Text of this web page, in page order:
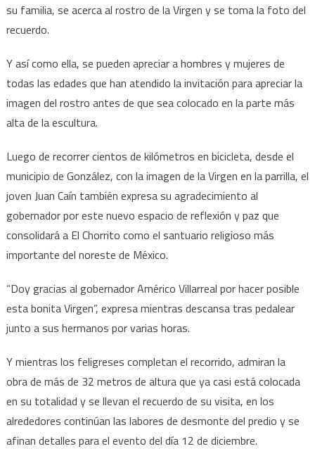
su familia, se acerca al rostro de la Virgen y se toma la foto del
recuerdo.
Y así como ella, se pueden apreciar a hombres y mujeres de
todas las edades que han atendido la invitación para apreciar la
imagen del rostro antes de que sea colocado en la parte más
alta de la escultura.
Luego de recorrer cientos de kilómetros en bicicleta, desde el
municipio de González, con la imagen de la Virgen en la parrilla, el
joven Juan Caín también expresa su agradecimiento al
gobernador por este nuevo espacio de reflexión y paz que
consolidará a El Chorrito como el santuario religioso más
importante del noreste de México.
“Doy gracias al gobernador Américo Villarreal por hacer posible
esta bonita Virgen”, expresa mientras descansa tras pedalear
junto a sus hermanos por varias horas.
Y mientras los feligreses completan el recorrido, admiran la
obra de más de 32 metros de altura que ya casi está colocada
en su totalidad y se llevan el recuerdo de su visita, en los
alrededores continúan las labores de desmonte del predio y se
afinan detalles para el evento del día 12 de diciembre.